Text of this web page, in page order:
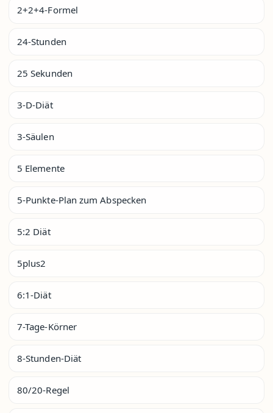
2+2+4-Formel
24-Stunden
25 Sekunden
3-D-Diät
3-Säulen
5 Elemente
5-Punkte-Plan zum Abspecken
5:2 Diät
5plus2
6:1-Diät
7-Tage-Körner
8-Stunden-Diät
80/20-Regel